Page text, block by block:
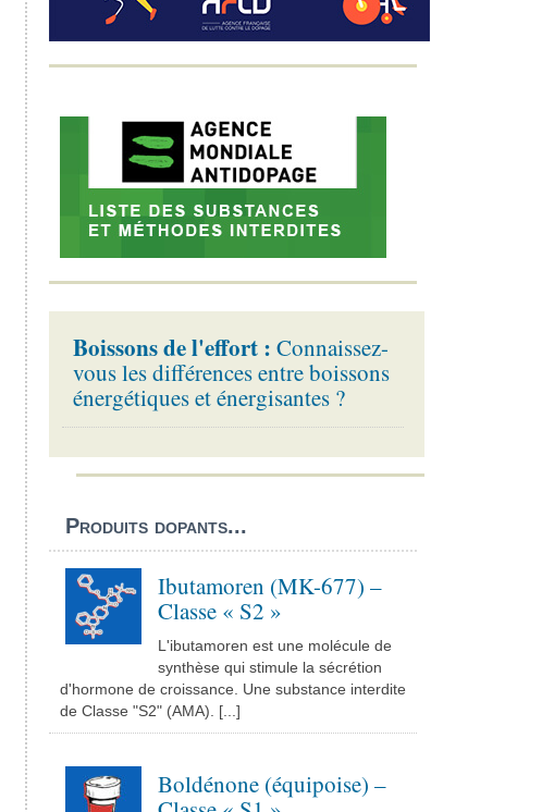
Boissons de l'effort : Connaissez-
vous les différences entre boissons
énergétiques et énergisantes ?
Produits dopants...
Ibutamoren (MK-677) –
Classe « S2 »
L'ibutamoren est une molécule de
synthèse qui stimule la sécrétion
d'hormone de croissance. Une substance interdite
de Classe "S2" (AMA). [...]
Boldénone (équipoise) –